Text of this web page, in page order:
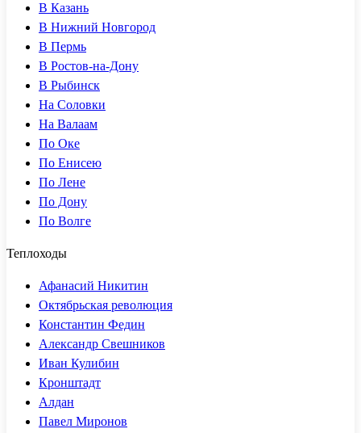
В Казань
В Нижний Новгород
В Пермь
В Ростов-на-Дону
В Рыбинск
На Соловки
На Валаам
По Оке
По Енисею
По Лене
По Дону
По Волге
Теплоходы
Афанасий Никитин
Октябрьская революция
Константин Федин
Александр Свешников
Иван Кулибин
Кронштадт
Алдан
Павел Миронов